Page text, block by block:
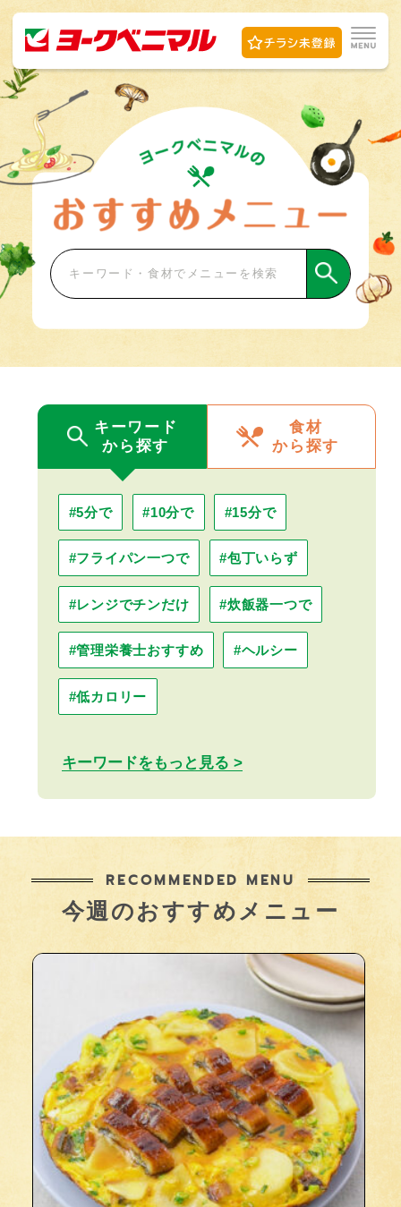
キーワード
から探す
食材
から探す
#5分で #10分で #15分で
#フライパン一つで #包丁いらず
#レンジでチンだけ #炊飯器一つで
#管理栄養士おすすめ #ヘルシー
#低カロリー
キーワードをもっと見る >
RECOMMENDED MENU
今週のおすすめメニュー